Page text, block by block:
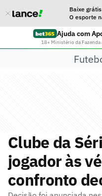
Baixe
O esporte
Ajuda com
18+ Ministério da
Clube da
jogador às
confronto